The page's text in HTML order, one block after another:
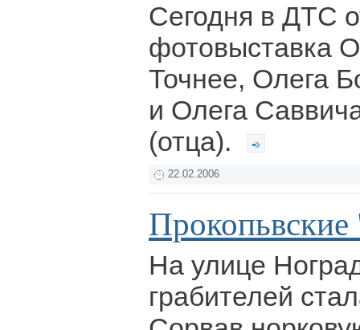
Сегодня в ДТС
фотовыставка
Точнее, Олега
и Олега
(отца).
22.02.2006
На улице
грабителей